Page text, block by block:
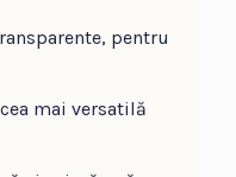
pentru
mai versatilă